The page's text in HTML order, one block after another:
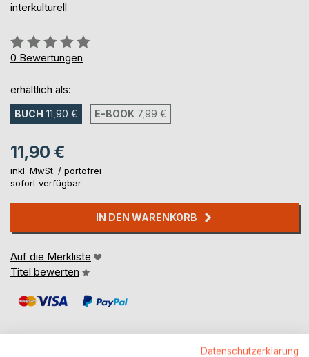
interkulturell
Bewertung::
0%
0 Bewertungen
erhältlich als:
BUCH 11,90 € E-BOOK 7,99 €
11,90 €
inkl. MwSt. / portofrei
sofort verfügbar
IN DEN WARENKORB
Auf die Merkliste
Titel bewerten
Datenschutzerklärung